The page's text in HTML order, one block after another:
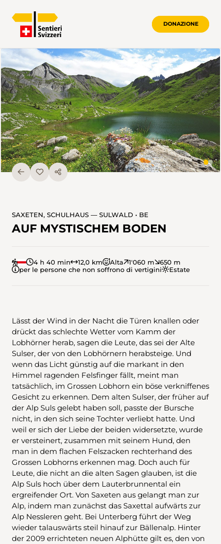
DONAZIONE
SAXETEN, SCHULHAUS — SULWALD • BE
AUF MYSTISCHEM BODEN
4 h 40 min 12,0 km Alta 1'060 m
650 m
per le persone che non soffrono di vertigini
Estate
Lässt der Wind in der Nacht die Türen knallen oder
drückt das schlechte Wetter vom Kamm der
Lobhörner herab, sagen die Leute, das sei der Alte
Sulser, der von den Lobhörnern herabsteige. Und
wenn das Licht günstig auf die markant in den
Himmel ragenden Felsfinger fällt, meint man
tatsächlich, im Grossen Lobhorn ein böse verkniffenes
Gesicht zu erkennen. Dem alten Sulser, der früher auf
der Alp Suls gelebt haben soll, passte der Bursche
nicht, in den sich seine Tochter verliebt hatte. Und
weil er sich der Liebe der beiden widersetzte, wurde
er versteinert, zusammen mit seinem Hund, den
man in dem flachen Felszacken rechterhand des
Grossen Lobhorns erkennen mag. Doch auch für
Leute, die nicht an die alten Sagen glauben, ist die
Alp Suls hoch über dem Lauterbrunnental ein
ergreifender Ort. Von Saxeten aus gelangt man zur
Alp, indem man zunächst das Saxettal aufwärts zur
Alp Nessleren geht. Bei Unterberg führt der Weg
wieder talauswärts steil hinauf zur Bällenalp. Hinter
der 2009 errichteten neuen Alphütte gilt es, den von